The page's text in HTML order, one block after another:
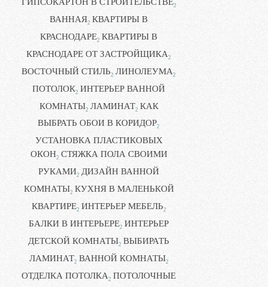
2
ВАННАЯ2 КВАРТИРЫ В
КРАСНОДАРЕ2 КВАРТИРЫ В
КРАСНОДАРЕ ОТ ЗАСТРОЙЩИКА2
ВОСТОЧНЫЙ СТИЛЬ2 ЛИНОЛЕУМА2
ПОТОЛОК2 ИНТЕРЬЕР ВАННОЙ
КОМНАТЫ2 ЛАМИНАТ2 КАК
ВЫБРАТЬ ОБОИ В КОРИДОР2
УСТАНОВКА ПЛАСТИКОВЫХ
ОКОН2 СТЯЖКА ПОЛА СВОИМИ
РУКАМИ2 ДИЗАЙН ВАННОЙ
КОМНАТЫ2 КУХНЯ В МАЛЕНЬКОЙ
КВАРТИРЕ2 ИНТЕРЬЕР МЕБЕЛЬ2
БАЛКИ В ИНТЕРЬЕРЕ2 ИНТЕРЬЕР
ДЕТСКОЙ КОМНАТЫ2 ВЫБИРАТЬ
ЛАМИНАТ2 ВАННОЙ КОМНАТЫ2
ОТДЕЛКА ПОТОЛКА2 ПОТОЛОЧНЫЕ